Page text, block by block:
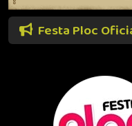
Festa Ploc